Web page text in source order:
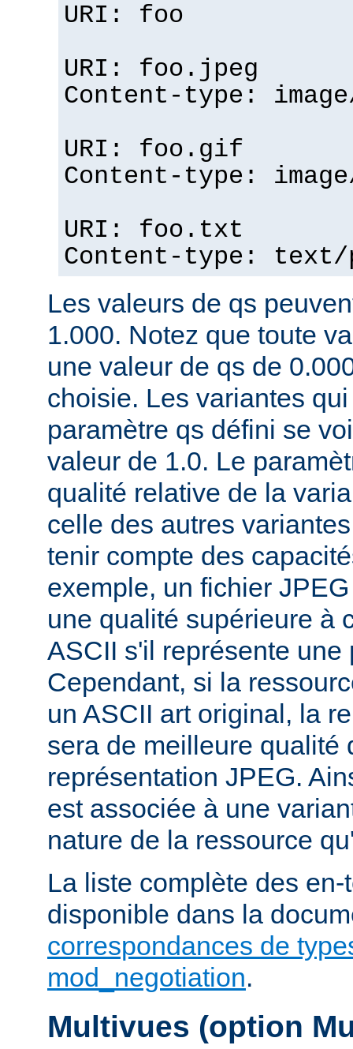
URI: foo
URI: foo.jpeg
Content-type:
URI: foo.gif
Content-type:
URI: foo.txt
Content-type:
Les valeurs de qs
1.000. Notez que toute
une valeur de qs de
choisie. Les variantes
paramètre qs défini se
valeur de 1.0. Le
qualité relative de la
celle des autres
tenir compte des
exemple, un fichier
une qualité supérieure à
ASCII s'il représente une
Cependant, si la
un ASCII art original, la
sera de meilleure qualité
représentation JPEG.
est associée à une
nature de la ressource
La liste complète des
disponible dans la
correspondances de
mod_negotiation.
Multivues (option